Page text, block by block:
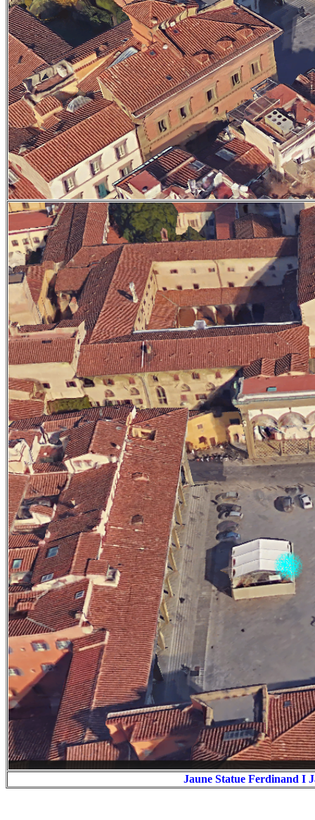
Jaune Statue Ferdinand I